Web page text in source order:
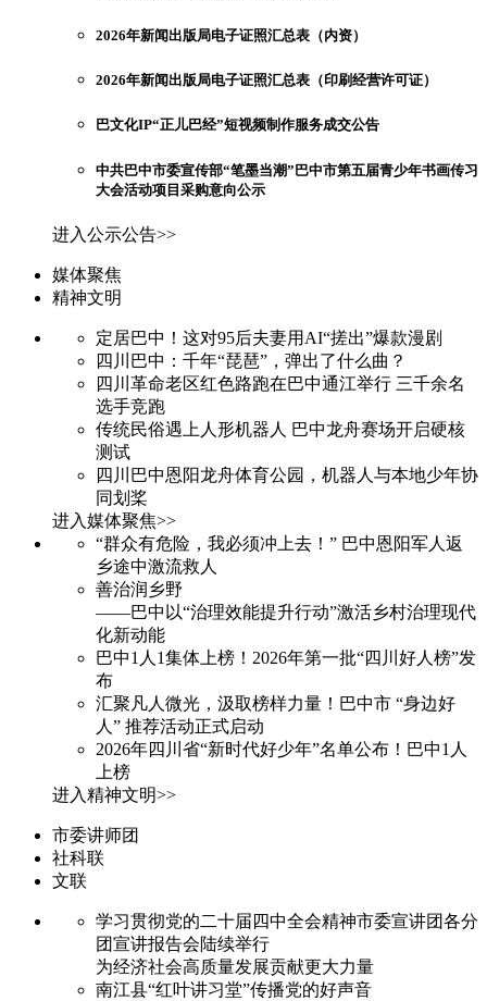
2026年新闻出版局电子证照汇总表（内资）
2026年新闻出版局电子证照汇总表（印刷经营许可证）
巴文化IP“正儿巴经”短视频制作服务成交公告
中共巴中市委宣传部“笔墨当潮”巴中市第五届青少年书画传习
大会活动项目采购意向公示
进入公示公告>>
媒体聚焦
精神文明
定居巴中！这对95后夫妻用AI“搓出”爆款漫剧
四川巴中：千年“琵琶”，弹出了什么曲？
四川革命老区红色路跑在巴中通江举行 三千余名
选手竞跑
传统民俗遇上人形机器人 巴中龙舟赛场开启硬核
测试
四川巴中恩阳龙舟体育公园，机器人与本地少年协
同划桨
进入媒体聚焦>>
“群众有危险，我必须冲上去！” 巴中恩阳军人返
乡途中激流救人
善治润乡野
——巴中以“治理效能提升行动”激活乡村治理现代
化新动能
巴中1人1集体上榜！2026年第一批“四川好人榜”发
布
汇聚凡人微光，汲取榜样力量！巴中市 “身边好
人” 推荐活动正式启动
2026年四川省“新时代好少年”名单公布！巴中1人
上榜
进入精神文明>>
市委讲师团
社科联
文联
学习贯彻党的二十届四中全会精神市委宣讲团各分
团宣讲报告会陆续举行
为经济社会高质量发展贡献更大力量
南江县“红叶讲习堂”传播党的好声音